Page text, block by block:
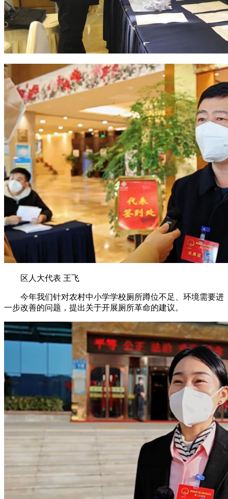
区人大代表 王飞
今年我们针对农村中小学学校厕所蹲位不足、环境需要进
一步改善的问题，提出关于开展厕所革命的建议。